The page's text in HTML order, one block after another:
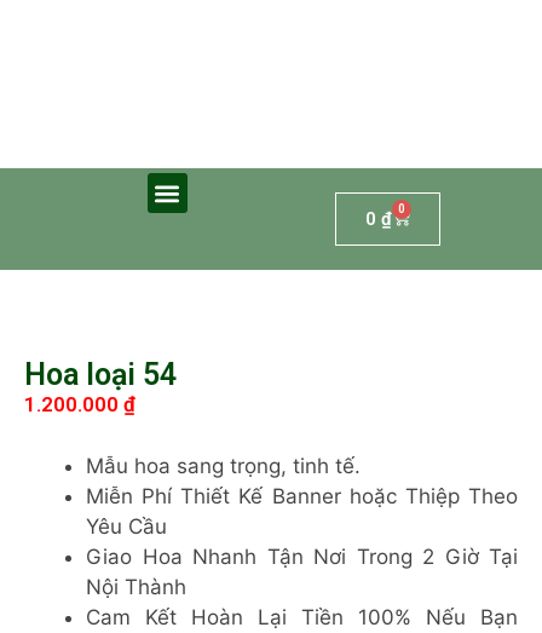
0 ₫ 0
Hoa loại 54
1.200.000 ₫
Mẫu hoa sang trọng, tinh tế.
Miễn Phí Thiết Kế Banner hoặc Thiệp Theo
Yêu Cầu
Giao Hoa Nhanh Tận Nơi Trong 2 Giờ Tại
Nội Thành
Cam Kết Hoàn Lại Tiền 100% Nếu Bạn